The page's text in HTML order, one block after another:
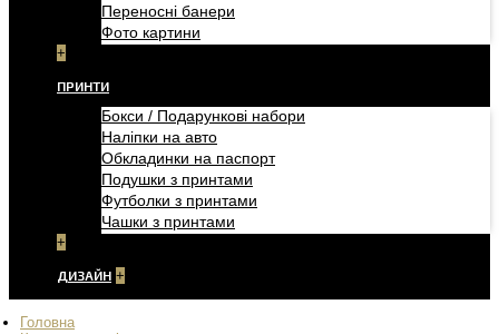
Переносні банери
Фото картини
+
ПРИНТИ
Бокси / Подарункові набори
Наліпки на авто
Обкладинки на паспорт
Подушки з принтами
Футболки з принтами
Чашки з принтами
+
ДИЗАЙН +
Головна